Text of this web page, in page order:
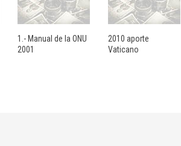
1.- Manual de la ONU
2001
2010 aporte
Vaticano